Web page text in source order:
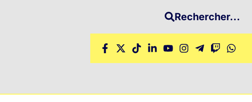
Rechercher...